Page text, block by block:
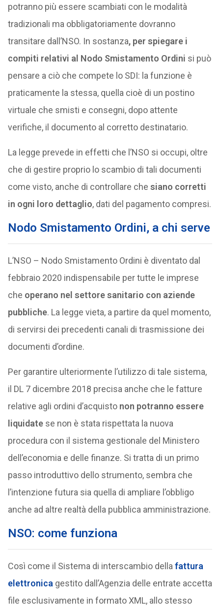
potranno più essere scambiati con le modalità
tradizionali ma obbligatoriamente dovranno
transitare dall’NSO. In sostanza, per spiegare i
compiti relativi al Nodo Smistamento Ordini si può
pensare a ciò che compete lo SDI: la funzione è
praticamente la stessa, quella cioè di un postino
virtuale che smisti e consegni, dopo attente
verifiche, il documento al corretto destinatario.
La legge prevede in effetti che l’NSO si occupi, oltre
che di gestire proprio lo scambio di tali documenti
come visto, anche di controllare che siano corretti
in ogni loro dettaglio, dati del pagamento compresi.
Nodo Smistamento Ordini, a chi serve
L’NSO – Nodo Smistamento Ordini è diventato dal
febbraio 2020 indispensabile per tutte le imprese
che operano nel settore sanitario con aziende
pubbliche. La legge vieta, a partire da quel momento,
di servirsi dei precedenti canali di trasmissione dei
documenti d’ordine.
Per garantire ulteriormente l’utilizzo di tale sistema,
il DL 7 dicembre 2018 precisa anche che le fatture
relative agli ordini d’acquisto non potranno essere
liquidatese non è stata rispettata la nuova
procedura con il sistema gestionale del Ministero
dell’economia e delle finanze. Si tratta di un primo
passo introduttivo dello strumento, sembra che
l’intenzione futura sia quella di ampliare l’obbligo
anche ad altre realtà della pubblica amministrazione.
NSO: come funziona
Così come il Sistema di interscambio della fattura
elettronica gestito dall’Agenzia delle entrate accetta
file esclusivamente in formato XML, allo stesso